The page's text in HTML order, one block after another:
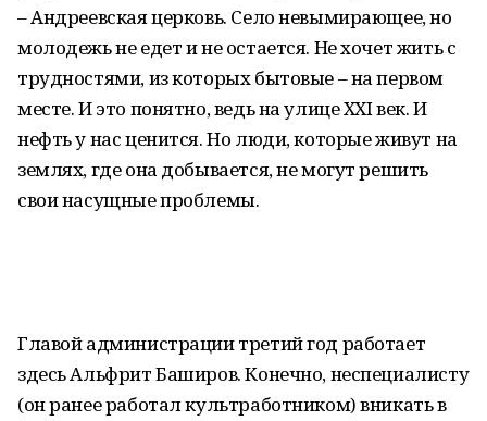
– Андреевская церковь. Село невымирающее, но
молодежь не едет и не остается. Не хочет жить с
трудностями, из которых бытовые – на первом
месте. И это понятно, ведь на улице XXI век. И
нефть у нас ценится. Но люди, которые живут на
землях, где она добывается, не могут решить
свои насущные проблемы.
Главой администрации третий год работает
здесь Альфрит Баширов. Конечно, неспециалисту
(он ранее работал культработником) вникать в